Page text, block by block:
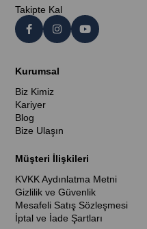
Takipte Kal
Kurumsal
Biz Kimiz
Kariyer
Blog
Bize Ulaşın
Müşteri İlişkileri
KVKK Aydınlatma Metni
Gizlilik ve Güvenlik
Mesafeli Satış Sözleşmesi
İptal ve İade Şartları